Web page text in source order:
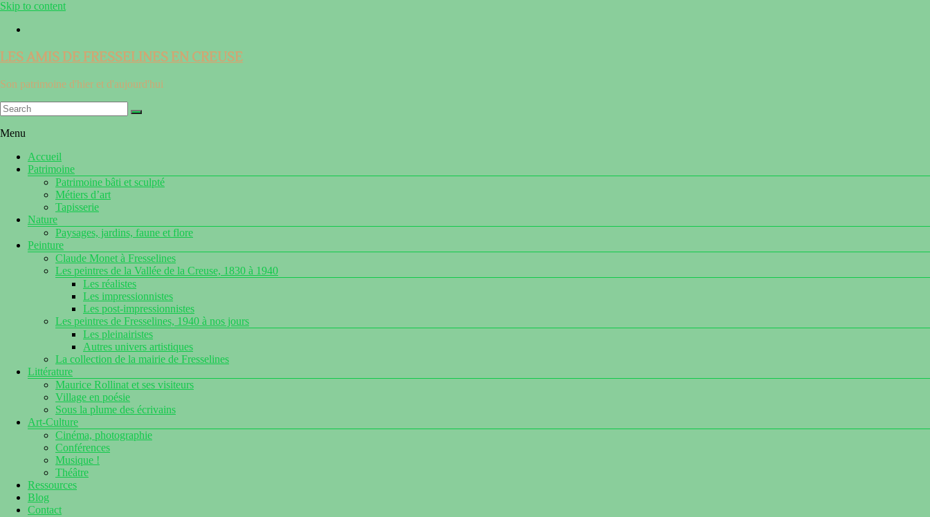
Skip to content
LES AMIS DE FRESSELINES EN CREUSE
Son patrimoine d'hier et d'aujourd'hui
Menu
Accueil
Patrimoine
Patrimoine bâti et sculpté
Métiers d’art
Tapisserie
Nature
Paysages, jardins, faune et flore
Peinture
Claude Monet à Fresselines
Les peintres de la Vallée de la Creuse, 1830 à 1940
Les réalistes
Les impressionnistes
Les post-impressionnistes
Les peintres de Fresselines, 1940 à nos jours
Les pleinairistes
Autres univers artistiques
La collection de la mairie de Fresselines
Littérature
Maurice Rollinat et ses visiteurs
Village en poésie
Sous la plume des écrivains
Art-Culture
Cinéma, photographie
Conférences
Musique !
Théâtre
Ressources
Blog
Contact